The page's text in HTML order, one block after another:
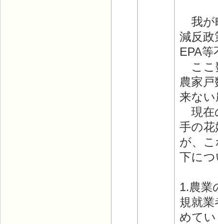
我が
減反政
EPA
ここ
農家
来な
現在
手の
が、
下に
1.農業
規就
めて